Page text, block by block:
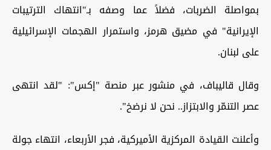
بمواصلة الضربات، فضلاً عما وصفه بـ"انتهاك الترتيبات
الإيرانية" في مضيق هرمز، واستمرار الهجمات الإسرائيلية
على لبنان.
وقال قاليباف، في منشور عبر منصة "إكس": "لقد انتهى
عصر التنمّر والابتزاز.. نحن لا نرضخ".
وأعلنت القيادة المركزية الأميركية، فجر الأربعاء، انتهاء جولة